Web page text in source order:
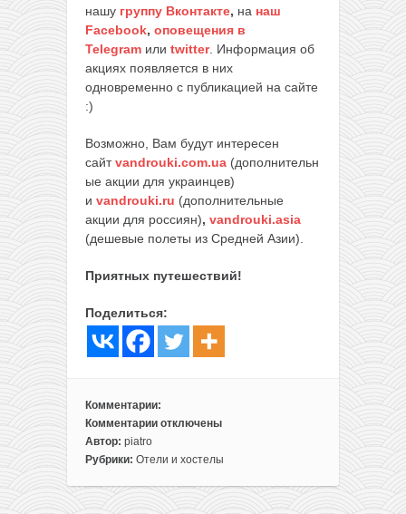
нашу группу Вконтакте, на наш
Facebook, оповещения в
Telegram или twitter. Информация об
акциях появляется в них
одновременно с публикацией на сайте
:)
Возможно, Вам будут интересен
сайтvandrouki.com.ua (дополнительн
ые акции для украинцев)
и vandrouki.ru (дополнительные
акции для россиян), vandrouki.asia
(дешевые полеты из Средней Азии).
Приятных путешествий!
Поделиться:
Комментарии:
Комментарии
к
записи
отключены
Автор: piatro
Рубрики: Отели и хостелы